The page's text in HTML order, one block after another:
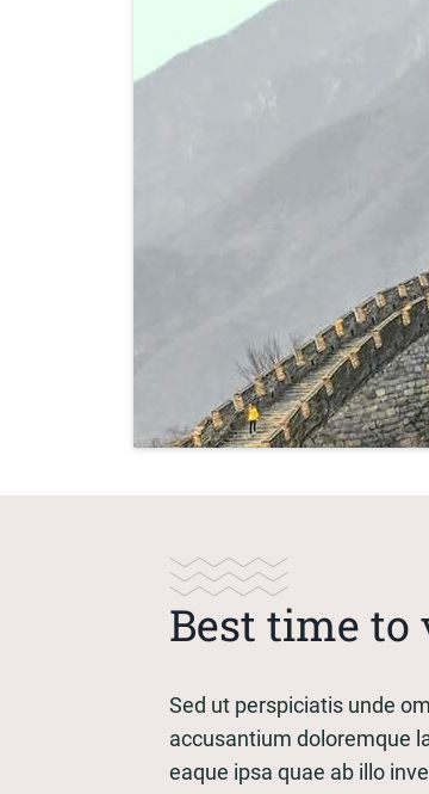
Best time
Sed ut perspiciatis unde
accusantium doloremque
eaque ipsa quae ab illo